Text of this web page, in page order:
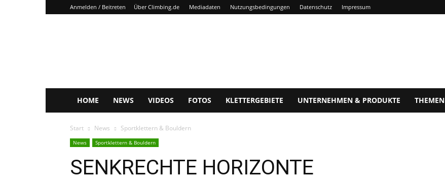
Anmelden / Beitreten Über Climbing.de Mediadaten Nutzungsbedingungen Datenschutz Impressum
HOME NEWS VIDEOS FOTOS KLETTERGEBIETE UNTERNEHMEN & PRODUKTE THEMEN
Start News Sportklettern & Bouldern
News Sportklettern & Bouldern
SENKRECHTE HORIZONTE